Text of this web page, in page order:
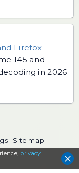
Firefox -
145 and
in 2026
privacy
Site map